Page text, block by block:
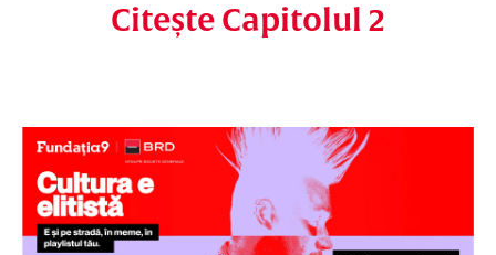
Citește Capitolul 2